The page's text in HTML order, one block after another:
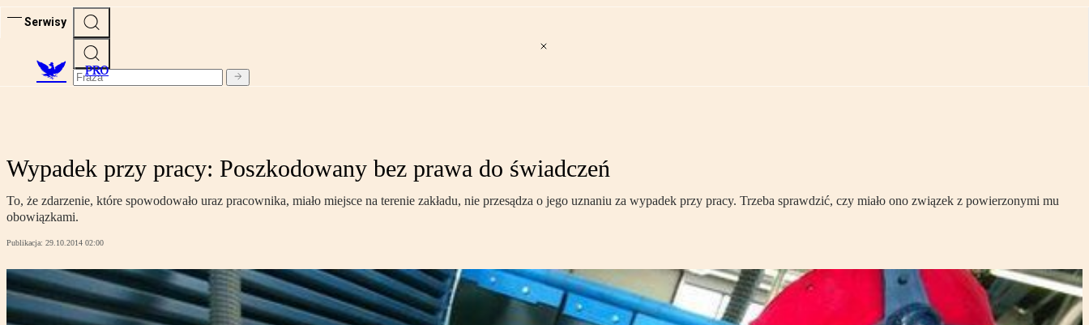
Serwisy
PRO
Wypadek przy pracy: Poszkodowany bez prawa do świadczeń
To, że zdarzenie, które spowodowało uraz pracownika, miało miejsce na terenie zakładu, nie przesądza o jego uznaniu za wypadek przy pracy. Trzeba sprawdzić, czy miało ono związek z powierzonymi mu
obowiązkami.
Publikacja: 29.10.2014 02:00